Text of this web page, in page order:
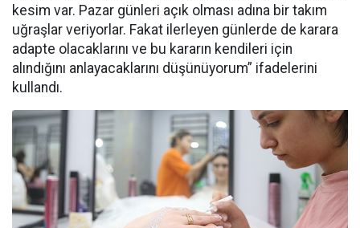
kesim var. Pazar günleri açık olması adına bir takım
uğraşlar veriyorlar. Fakat ilerleyen günlerde de karara
adapte olacaklarını ve bu kararın kendileri için
alındığını anlayacaklarını düşünüyorum” ifadelerini
kullandı.